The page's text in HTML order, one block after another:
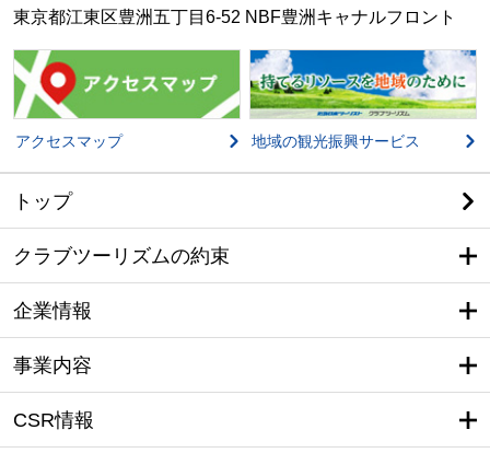
東京都江東区豊洲五丁目6-52 NBF豊洲キャナルフロント
アクセスマップ 地域の観光振興サービス
トップ
クラブツーリズムの約束
企業情報
事業内容
CSR情報